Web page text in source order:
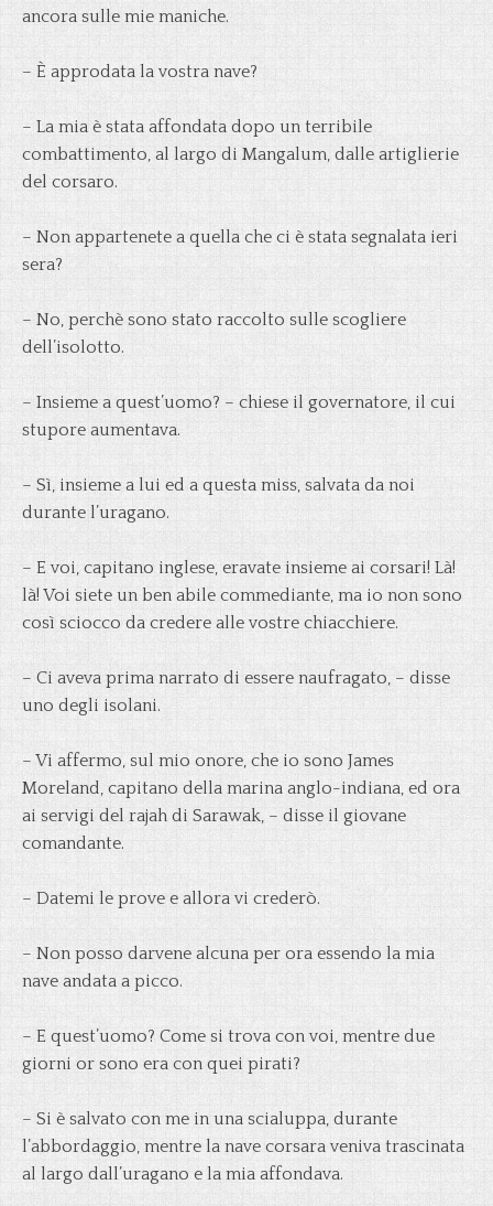
ancora sulle mie maniche.
– È approdata la vostra nave?
– La mia è stata affondata dopo un terribile
combattimento, al largo di Mangalum, dalle artiglierie
del corsaro.
– Non appartenete a quella che ci è stata segnalata ieri
sera?
– No, perchè sono stato raccolto sulle scogliere
dell’isolotto.
– Insieme a quest’uomo? – chiese il governatore, il cui
stupore aumentava.
– Sì, insieme a lui ed a questa miss, salvata da noi
durante l’uragano.
– E voi, capitano inglese, eravate insieme ai corsari! Là!
là! Voi siete un ben abile commediante, ma io non sono
così sciocco da credere alle vostre chiacchiere.
– Ci aveva prima narrato di essere naufragato, – disse
uno degli isolani.
– Vi affermo, sul mio onore, che io sono James
Moreland, capitano della marina anglo-indiana, ed ora
ai servigi del rajah di Sarawak, – disse il giovane
comandante.
– Datemi le prove e allora vi crederò.
– Non posso darvene alcuna per ora essendo la mia
nave andata a picco.
– E quest’uomo? Come si trova con voi, mentre due
giorni or sono era con quei pirati?
– Si è salvato con me in una scialuppa, durante
l’abbordaggio, mentre la nave corsara veniva trascinata
al largo dall’uragano e la mia affondava.